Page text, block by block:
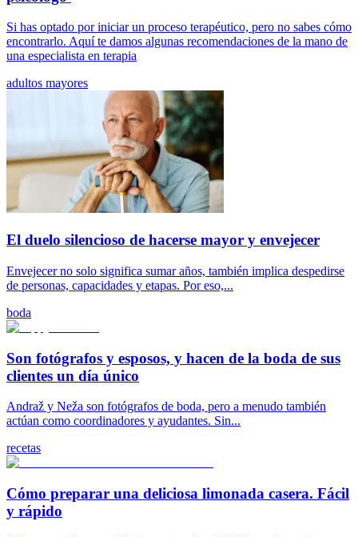
Si has optado por iniciar un proceso terapéutico, pero no sabes cómo
encontrarlo. Aquí te damos algunas recomendaciones de la mano de
una especialista en terapia
adultos mayores
El duelo silencioso de hacerse mayor y envejecer
Envejecer no solo significa sumar años, también implica despedirse
de personas, capacidades y etapas. Por eso,...
boda
Son fotógrafos y esposos, y hacen de la boda de sus
clientes un día único
Andraž y Neža son fotógrafos de boda, pero a menudo también
actúan como coordinadores y ayudantes. Sin...
recetas
Cómo preparar una deliciosa limonada casera. Fácil
y rápido